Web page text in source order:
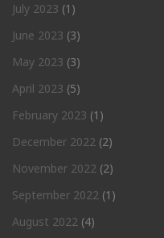
July 2023 (1)
June 2023 (3)
May 2023 (3)
April 2023 (5)
February 2023 (1)
December 2022 (2)
November 2022 (2)
September 2022 (1)
August 2022 (4)